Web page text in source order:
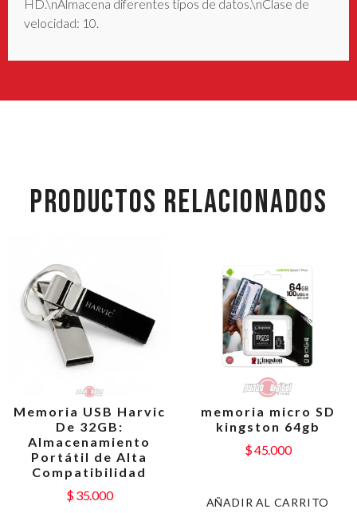
HD.\nAlmacena diferentes tipos de datos.\nClase de
velocidad: 10.
PRODUCTOS RELACIONADOS
Memoria USB Harvic
De 32GB:
Almacenamiento
Portátil de Alta
Compatibilidad
$35.000
memoria micro SD
kingston 64gb
$45.000
AÑADIR AL CARRITO